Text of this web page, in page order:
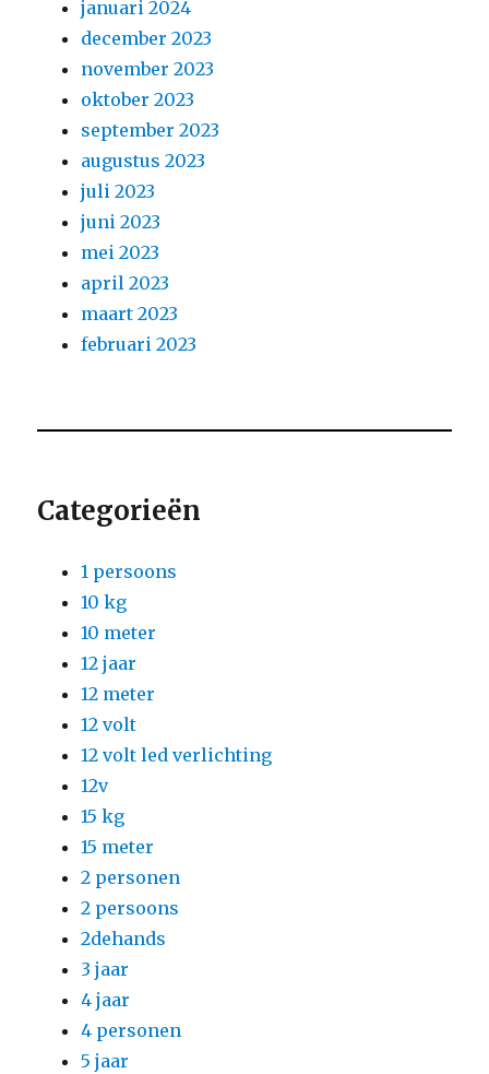
januari 2024
december 2023
november 2023
oktober 2023
september 2023
augustus 2023
juli 2023
juni 2023
mei 2023
april 2023
maart 2023
februari 2023
Categorieën
1 persoons
10 kg
10 meter
12 jaar
12 meter
12 volt
12 volt led verlichting
12v
15 kg
15 meter
2 personen
2 persoons
2dehands
3 jaar
4 jaar
4 personen
5 jaar